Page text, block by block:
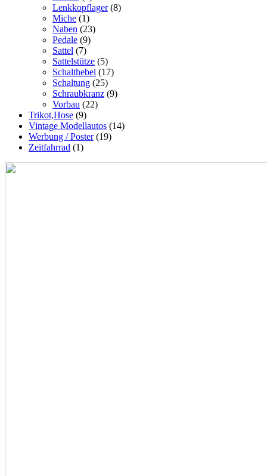
Lenkkopflager (8)
Miche (1)
Naben (23)
Pedale (9)
Sattel (7)
Sattelstütze (5)
Schalthebel (17)
Schaltung (25)
Schraubkranz (9)
Vorbau (22)
Trikot,Hose (9)
Vintage Modellautos (14)
Werbung / Poster (19)
Zeitfahrrad (1)